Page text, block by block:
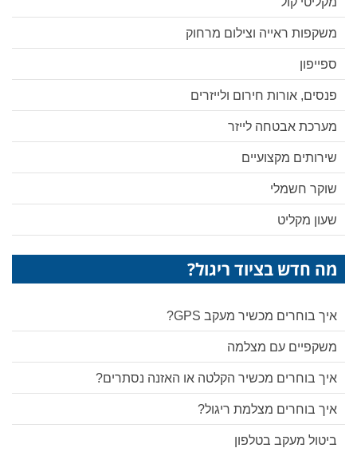
משקפות ראייה וצילום מרחוק
ספייפון
פנסים, אורות חירום ולייזרים
מערכת אבטחה לייזר
שירותים מקצועיים
שוקר חשמלי
שעון מקליט
מה חדש בציוד ריגול?
איך בוחרים מכשיר מעקב GPS?
משקפיים עם מצלמה
איך בוחרים מכשיר הקלטה או האזנה נסתרים?
איך בוחרים מצלמת ריגול?
ביטול מעקב בטלפון